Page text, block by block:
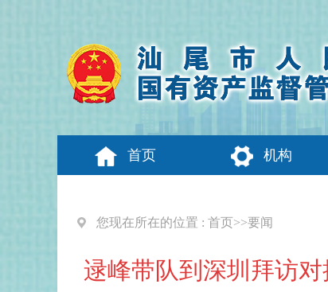
首页 机构
您现在所在的位置 : 首页>>要闻
逯峰带队到深圳拜访